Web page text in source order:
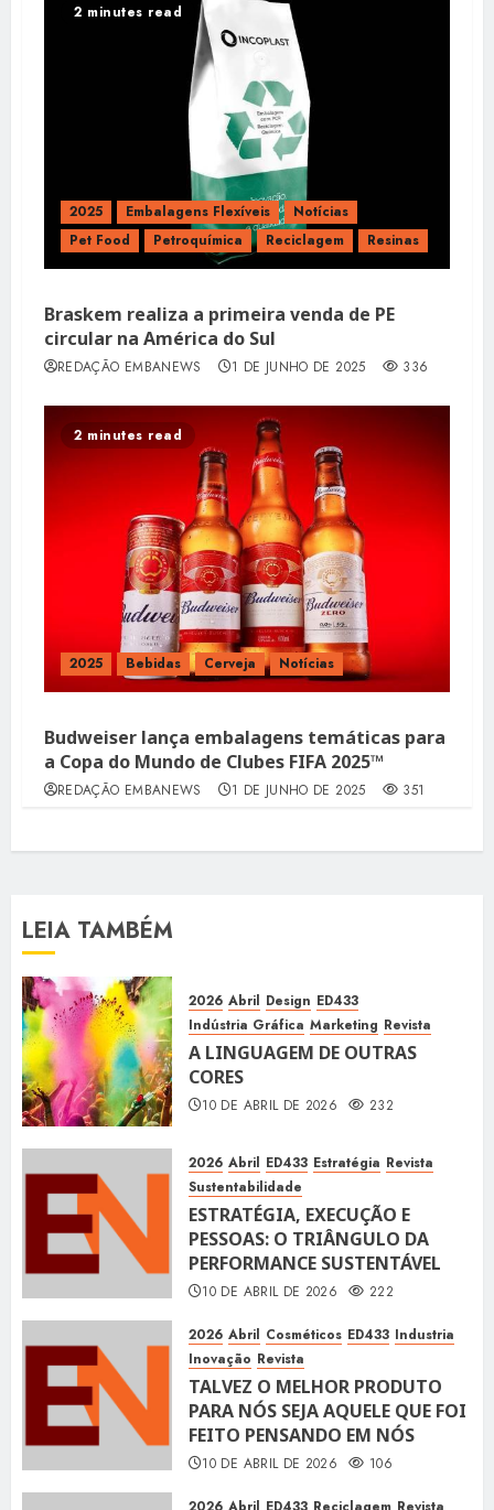
2 minutes read
2025 Embalagens Flexíveis
Notícias
Pet Food
Petroquímica Reciclagem Resinas
Braskem realiza a primeira venda de PE
circular na América do Sul
REDAÇÃO EMBANEWS 1 DE JUNHO DE 2025 336
2 minutes read
2025 Bebidas Cerveja Notícias
Budweiser lança embalagens temáticas para
a Copa do Mundo de Clubes FIFA 2025™
REDAÇÃO EMBANEWS 1 DE JUNHO DE 2025 351
LEIA TAMBÉM
2026 Abril Design ED433
Indústria Gráfica Marketing Revista
A LINGUAGEM DE OUTRAS
CORES
10 DE ABRIL DE 2026 232
2026 Abril ED433 Estratégia Revista
Sustentabilidade
ESTRATÉGIA, EXECUÇÃO E
PESSOAS: O TRIÂNGULO DA
PERFORMANCE SUSTENTÁVEL
10 DE ABRIL DE 2026 222
2026 Abril Cosméticos ED433 Industria
Inovação Revista
TALVEZ O MELHOR PRODUTO
PARA NÓS SEJA AQUELE QUE FOI
FEITO PENSANDO EM NÓS
10 DE ABRIL DE 2026 106